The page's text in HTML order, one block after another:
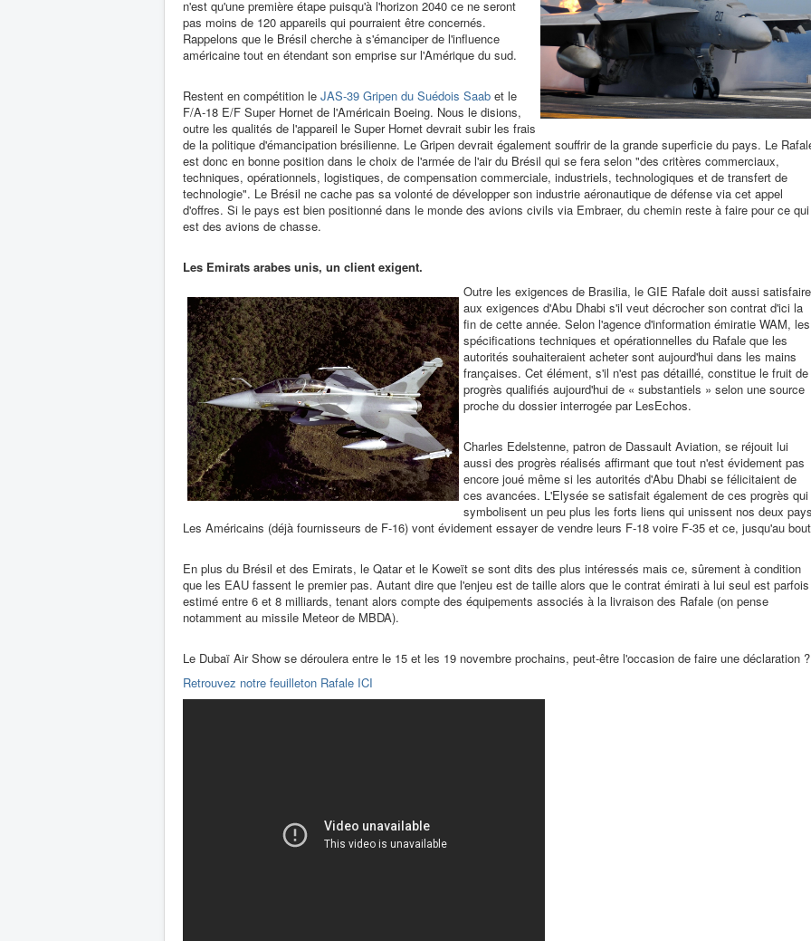
n'est qu'une première étape puisqu'à l'horizon 2040 ce ne seront
pas moins de 120 appareils qui pourraient être concernés.
Rappelons que le Brésil cherche à s'émanciper de l'influence
américaine tout en étendant son emprise sur l'Amérique du sud.
Restent en compétition le JAS-39 Gripen du Suédois Saab et le
F/A-18 E/F Super Hornet de l'Américain Boeing. Nous le disions,
outre les qualités de l'appareil le Super Hornet devrait subir les frais
de la politique d'émancipation brésilienne. Le Gripen devrait également souffrir de la grande superficie du pays. Le
est donc en bonne position dans le choix de l'armée de l'air du Brésil qui se fera selon "des critères commerciaux,
techniques, opérationnels, logistiques, de compensation commerciale, industriels, technologiques et de transfert de
technologie". Le Brésil ne cache pas sa volonté de développer son industrie aéronautique de défense via cet appel
d'offres. Si le pays est bien positionné dans le monde des avions civils via Embraer, du chemin reste à faire pour ce qui
est des avions de chasse.
Les Emirats arabes unis, un client exigent.
Outre les exigences de Brasilia, le GIE Rafale doit aussi satisfaire
aux exigences d'Abu Dhabi s'il veut décrocher son contrat d'ici la
fin de cette année. Selon l'agence d'information émiratie WAM, les
spécifications techniques et opérationnelles du Rafale que les
autorités souhaiteraient acheter sont aujourd'hui dans les mains
françaises. Cet élément, s'il n'est pas détaillé, constitue le fruit de
progrès qualifiés aujourd'hui de « substantiels » selon une source
proche du dossier interrogée par LesEchos.
Charles Edelstenne, patron de Dassault Aviation, se réjouit lui
aussi des progrès réalisés affirmant que tout n'est évidement pas
encore joué même si les autorités d'Abu Dhabi se félicitaient de
ces avancées. L'Elysée se satisfait également de ces progrès qui
symbolisent un peu plus les forts liens qui unissent nos deux
Les Américains (déjà fournisseurs de F-16) vont évidement essayer de vendre leurs F-18 voire F-35 et ce, jusqu'au
En plus du Brésil et des Emirats, le Qatar et le Koweït se sont dits des plus intéressés mais ce, sûrement à condition
que les EAU fassent le premier pas. Autant dire que l'enjeu est de taille alors que le contrat émirati à lui seul est parfois
estimé entre 6 et 8 milliards, tenant alors compte des équipements associés à la livraison des Rafale (on pense
notamment au missile Meteor de MBDA).
Le Dubaï Air Show se déroulera entre le 15 et les 19 novembre prochains, peut-être l'occasion de faire une déclaration ?
Retrouvez notre feuilleton Rafale ICI